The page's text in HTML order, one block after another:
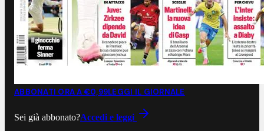
ABBONATI ORA A €0,99LEGGI IL GIORNALE
Sei già abbonato?Accedi e leggi